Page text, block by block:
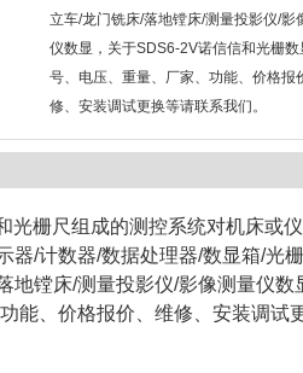
立车/龙门铣床/落地镗床/测量投影仪/影
仪数显，关于SDS6-2V诺信信和光栅数
号、电压、重量、厂家、功能、价格报
修、安装调试更换等请联系我们。
光栅尺组成的测控系统对机床或
/计数器/数据处理器/数显箱/光
地镗床/测量投影仪/影像测量仪
能、价格报价、维修、安装调试